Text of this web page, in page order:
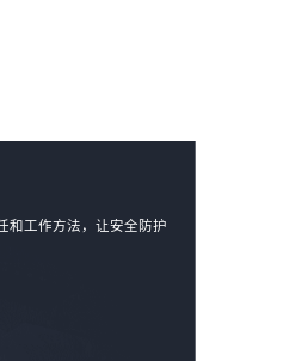
和工作方法，让安全防护